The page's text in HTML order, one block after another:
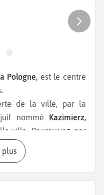
Pologne, est le centre
de la ville, par la
nommé
Kazimierz,
ville. Poursuivez par
vieille-ville de Cracovie
avec de nombreux
d’art. Pendant
plus